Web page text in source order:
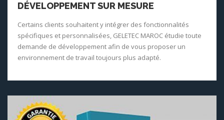
DÉVELOPPEMENT SUR MESURE
Certains clients souhaitent y intégrer des fonctionnalités
spécifiques et personnalisées, GELETEC MAROC étudie toute
demande de développement afin de vous proposer un
environnement de travail toujours plus adapté.